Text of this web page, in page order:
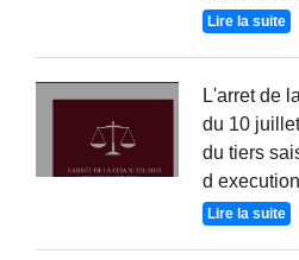
Lire la suite
L'arret de
du 10
du tiers
d execution
Lire la suite